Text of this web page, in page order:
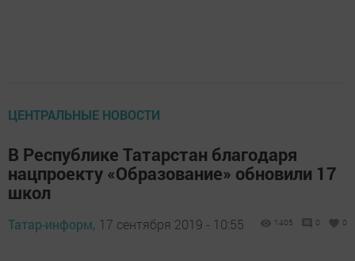
ЦЕНТРАЛЬНЫЕ НОВОСТИ
В Республике Татарстан благодаря
нацпроекту «Образование» обновили 17
школ
Татар-информ, 17 сентября 2019 - 10:55 1405 0 0